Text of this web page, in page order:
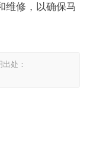
维修，以确保马
处：